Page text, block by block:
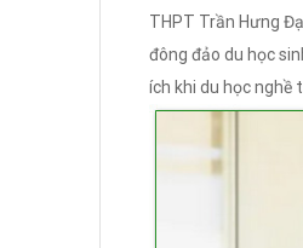
THPT Trần Hưng
đông đảo du học
ích khi du học nghề